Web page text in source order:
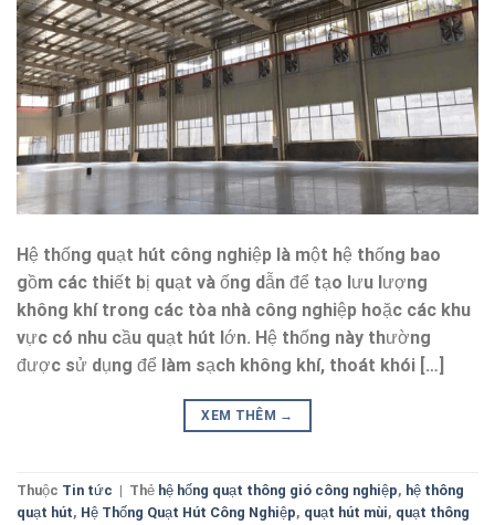
Hệ thống quạt hút công nghiệp là một hệ thống bao
gồm các thiết bị quạt và ống dẫn để tạo lưu lượng
không khí trong các tòa nhà công nghiệp hoặc các khu
vực có nhu cầu quạt hút lớn. Hệ thống này thường
được sử dụng để làm sạch không khí, thoát khói […]
XEM THÊM →
Thuộc Tin tức | Thẻ hệ hống quạt thông gió công nghiệp, hệ thông
quạt hút, Hệ Thống Quạt Hút Công Nghiệp, quạt hút mùi, quạt thông